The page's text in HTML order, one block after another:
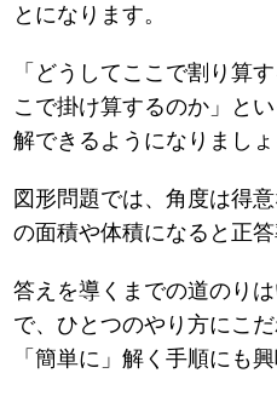
とになります。
「どうしてここで割り算
こで掛け算するのか」と
解できるようになりましょ
図形問題では、角度は得
の面積や体積になると正
答えを導くまでの道のり
で、ひとつのやり方にこ
「簡単に」解く手順にも